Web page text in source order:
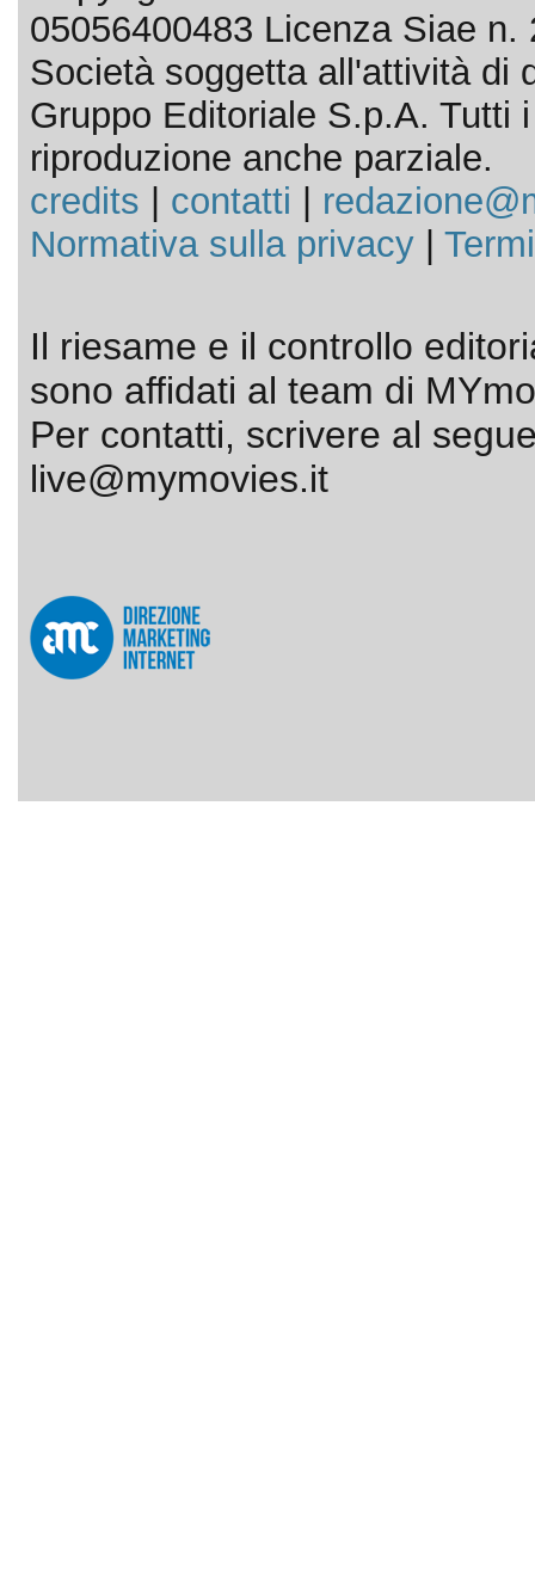
05056400483 Licenza Siae n.
Società soggetta all'attività di
Gruppo Editoriale S.p.A. Tutti
riproduzione anche parziale.
credits
contatti
Normativa sulla privacy|
Il riesame e il controllo
sono affidati al team di
Per contatti, scrivere al
live@mymovies.it